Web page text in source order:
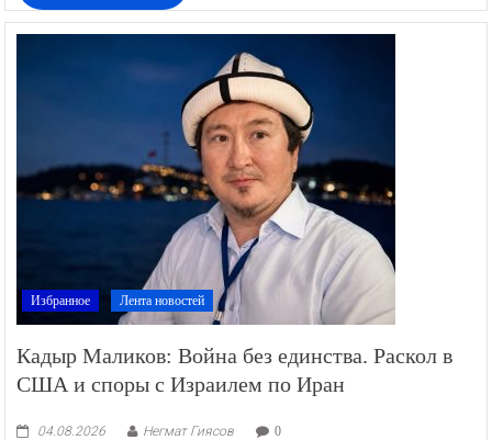
Избранное Лента новостей
Кадыр Маликов: Война без единства. Раскол в
США и споры с Израилем по Иран
04.08.2026 Негмат Гиясов 0